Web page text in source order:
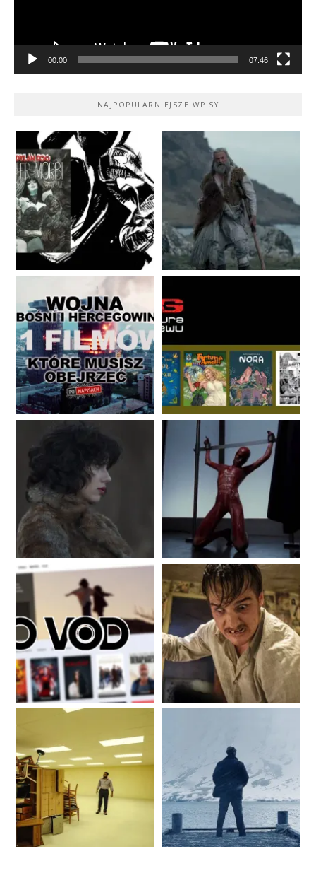
00:00 07:46
NAJPOPULARNIEJSZE WPISY